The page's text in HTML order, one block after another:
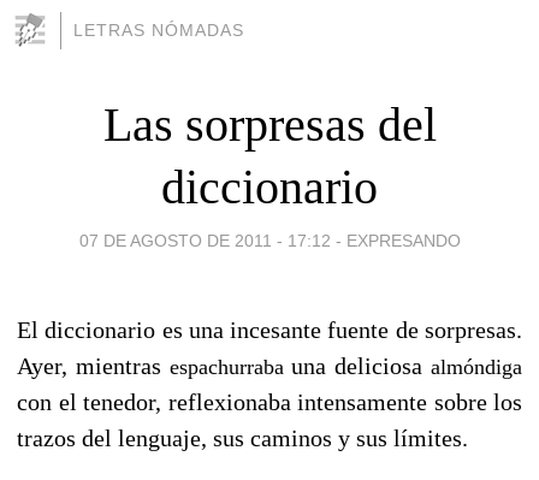
LETRAS NÓMADAS
Las sorpresas del
diccionario
07 DE AGOSTO DE 2011 - 17:12 - EXPRESANDO
El diccionario es una incesante fuente de sorpresas.
Ayer, mientras espachurraba una deliciosaalmóndiga
con el tenedor, reflexionaba intensamente sobre los
trazos del lenguaje, sus caminos y sus límites.